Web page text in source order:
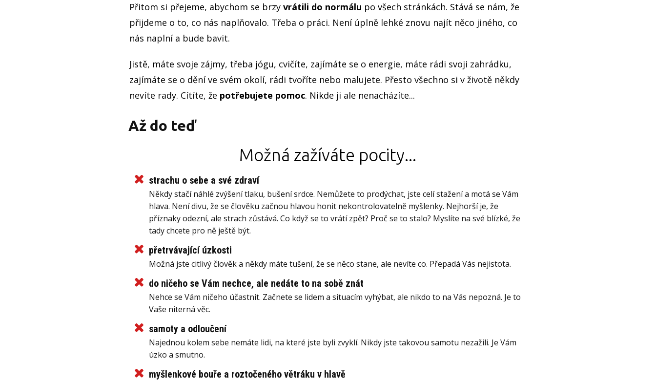
Přitom si přejeme, abychom se brzy vrátili do normálu po všech stránkách. Stává se nám, že
přijdeme o to, co nás naplňovalo. Třeba o práci. Není úplně lehké znovu najít něco jiného, co
nás naplní a bude bavit.
Jistě, máte svoje zájmy, třeba jógu, cvičíte, zajímáte se o energie, máte rádi svoji zahrádku,
zajímáte se o dění ve svém okolí, rádi tvoříte nebo malujete. Přesto všechno si v životě někdy
nevíte rady. Cítíte, že potřebujete pomoc. Nikde ji ale nenacházíte...
Až do teď
Možná zažíváte pocity...
strachu o sebe a své zdraví
Někdy stačí náhlé zvýšení tlaku, bušení srdce. Nemůžete to prodýchat, jste celí stažení a motá se Vám
hlava. Není divu, že se člověku začnou hlavou honit nekontrolovatelně myšlenky. Nejhorší je, že
příznaky odezní, ale strach zůstává. Co když se to vrátí zpět? Proč se to stalo? Myslíte na své blízké, že
tady chcete pro ně ještě být.
přetrvávající úzkosti
Možná jste citlivý člověk a někdy máte tušení, že se něco stane, ale nevíte co. Přepadá Vás nejistota.
do ničeho se Vám nechce, ale nedáte to na sobě znát
Nehce se Vám ničeho účastnit. Začnete se lidem a situacím vyhýbat, ale nikdo to na Vás nepozná. Je to
Vaše niterná věc.
samoty a odloučení
Najednou kolem sebe nemáte lidi, na které jste byli zvyklí. Nikdy jste takovou samotu nezažili. Je Vám
úzko a smutno.
myšlenkové bouře a roztočeného větráku v hlavě